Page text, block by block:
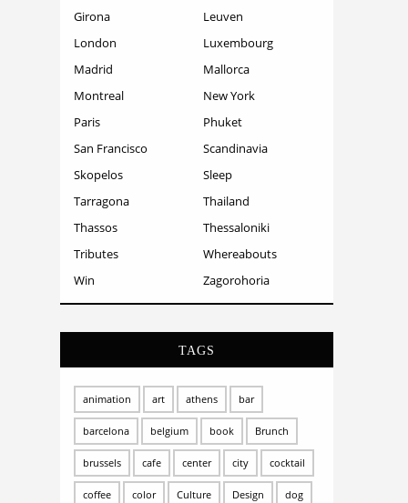
Girona
Leuven
London
Luxembourg
Madrid
Mallorca
Montreal
New York
Paris
Phuket
San Francisco
Scandinavia
Skopelos
Sleep
Tarragona
Thailand
Thassos
Thessaloniki
Tributes
Whereabouts
Win
Zagorohoria
TAGS
animation art athens bar
barcelona belgium book Brunch
brussels cafe center city cocktail
coffee color Culture Design dog